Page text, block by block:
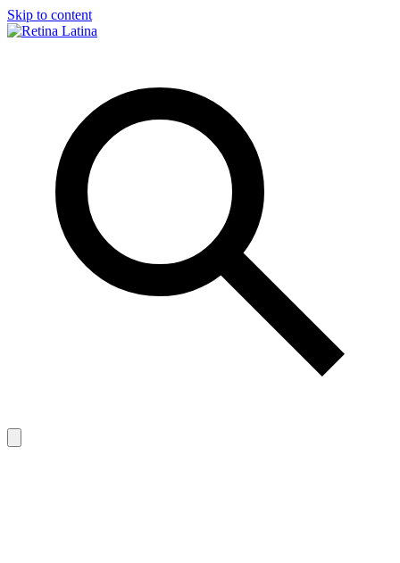
Skip to content